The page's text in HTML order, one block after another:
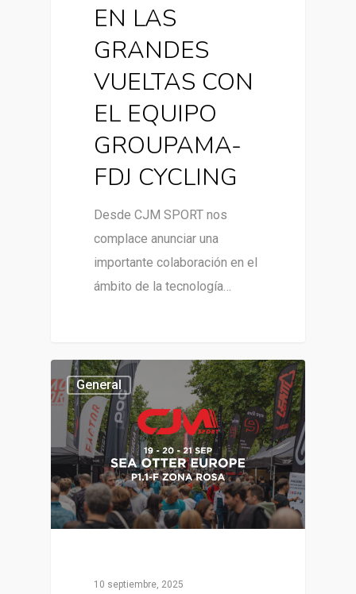
EN LAS
GRANDES
VUELTAS CON
EL EQUIPO
GROUPAMA-
FDJ CYCLING
Desde CJM SPORT nos
complace anunciar una
importante colaboración en el
ámbito de la tecnología…
General
10 septiembre, 2025